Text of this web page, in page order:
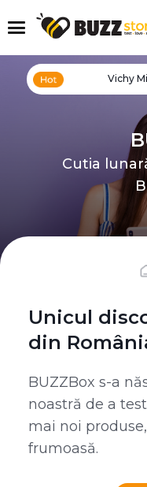
Vichy
Cutia
Unicul
din
BUZZBox s-a
noastră de a
mai noi
frumoasă.